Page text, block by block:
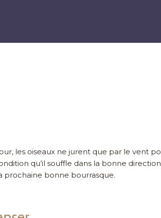
les oiseaux ne jurent que par le vent
qu’il souffle dans la bonne
prochaine bonne bourrasque.